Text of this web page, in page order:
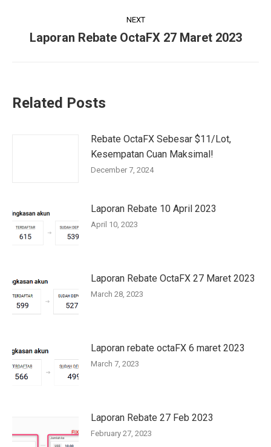
NEXT
Next
Laporan Rebate OctaFX 27 Maret 2023
Related Posts
Rebate OctaFX Sebesar $11/Lot,
Kesempatan Cuan Maksimal!
December 7, 2024
Laporan Rebate 10 April 2023
April 10, 2023
Laporan Rebate OctaFX 27 Maret 2023
March 28, 2023
Laporan rebate octaFX 6 maret 2023
March 7, 2023
Laporan Rebate 27 Feb 2023
February 27, 2023